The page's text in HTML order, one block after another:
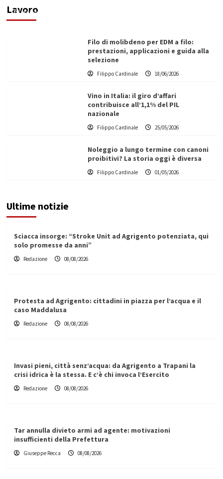
LavoroFilippo Cardinale
Filo di molibdeno per EDM a filo:
prestazioni, applicazioni e guida alla
selezione
Filippo Cardinale 18/06/2026
Vino in Italia: il giro d’affari
contribuisce all’1,1% del PIL
nazionale
Filippo Cardinale 25/05/2026
Noleggio a lungo termine con canoni
proibitivi? La storia oggi è diversa
Filippo Cardinale 01/05/2026
Ultime notizie
Sciacca insorge: “Stroke Unit ad Agrigento potenziata, qui
solo promesse da anni”
Redazione 08/08/2026
Protesta ad Agrigento: cittadini in piazza per l’acqua e il
caso Maddalusa
Redazione 08/08/2026
Invasi pieni, città senz’acqua: da Agrigento a Trapani la
crisi idrica è la stessa. E c’è chi invoca l’Esercito
Redazione 08/08/2026
Tar annulla divieto armi ad agente: motivazioni
insufficienti della Prefettura
Giuseppe Recca 08/08/2026